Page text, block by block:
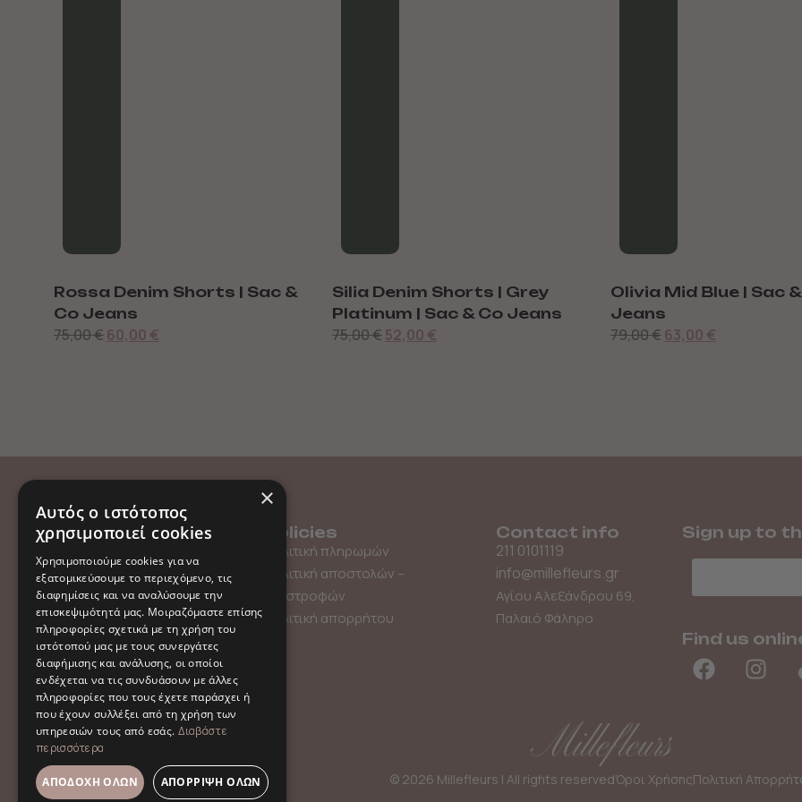
Silia Denim Shorts | Grey
Platinum | Sac & Co Jeans
75,00€ 52,00 €
Olivia Mid Blue | Sac & Co
Jeans
79,00€ 63,00€
Riley Mid Blue | Sac &
Jeans
80,00€ 56,00€
Menu
Gift Card
About us
Contact
Policies
Πολιτική πληρωμών
Πολιτική αποστολών –
επιστροφών
Πολιτική απορρήτου
Contact info
211 0101119
info@millefleurs.gr
Αγίου Αλεξάνδρου 69,
Παλαιό Φάληρο
Sign up to
Find us
© 2026 Millefleurs | All rights reservedΌροι ΧρήσηςΠολιτική
×
Αυτός ο ιστότοπος
χρησιμοποιεί cookies
Χρησιμοποιούμε cookies για να
εξατομικεύσουμε το περιεχόμενο, τις
διαφημίσεις και να αναλύσουμε την
επισκεψιμότητά μας. Μοιραζόμαστε επίσης
πληροφορίες σχετικά με τη χρήση του
ιστότοπού μας με τους συνεργάτες
διαφήμισης και ανάλυσης, οι οποίοι
ενδέχεται να τις συνδυάσουν με άλλες
πληροφορίες που τους έχετε παράσχει ή
που έχουν συλλέξει από τη χρήση των
υπηρεσιών τους από εσάς. Διαβάστε
περισσότερα
ΑΠΟΔΟΧΉ ΌΛΩΝ ΑΠΌΡΡΙΨΗ ΌΛΩΝ